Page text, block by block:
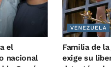
el
nacional
VENEZUELA
Familia de
exige su